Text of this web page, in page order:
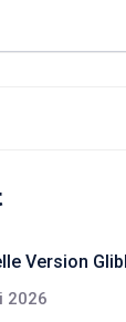
Version
2026